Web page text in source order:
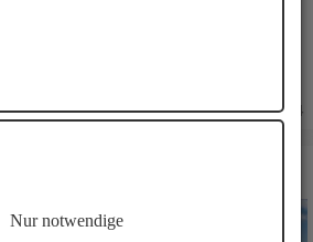
06.07.2024
Nur notwendige